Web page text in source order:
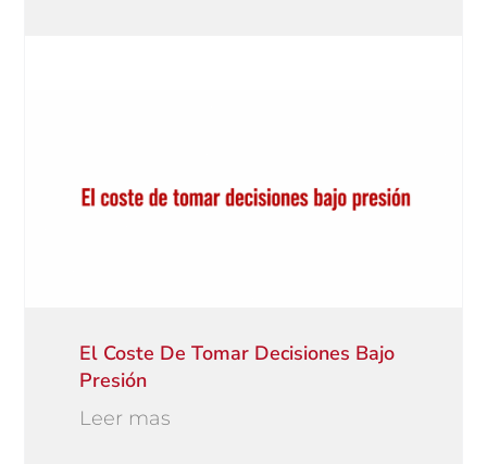
El Coste De Tomar Decisiones Bajo
Presión
Leer mas